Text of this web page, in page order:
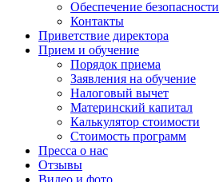
Обеспечение безопасности
Контакты
Приветствие директора
Прием и обучение
Порядок приема
Заявления на обучение
Налоговый вычет
Материнский капитал
Калькулятор стоимости
Стоимость программ
Пресса о нас
Отзывы
Видео и фото